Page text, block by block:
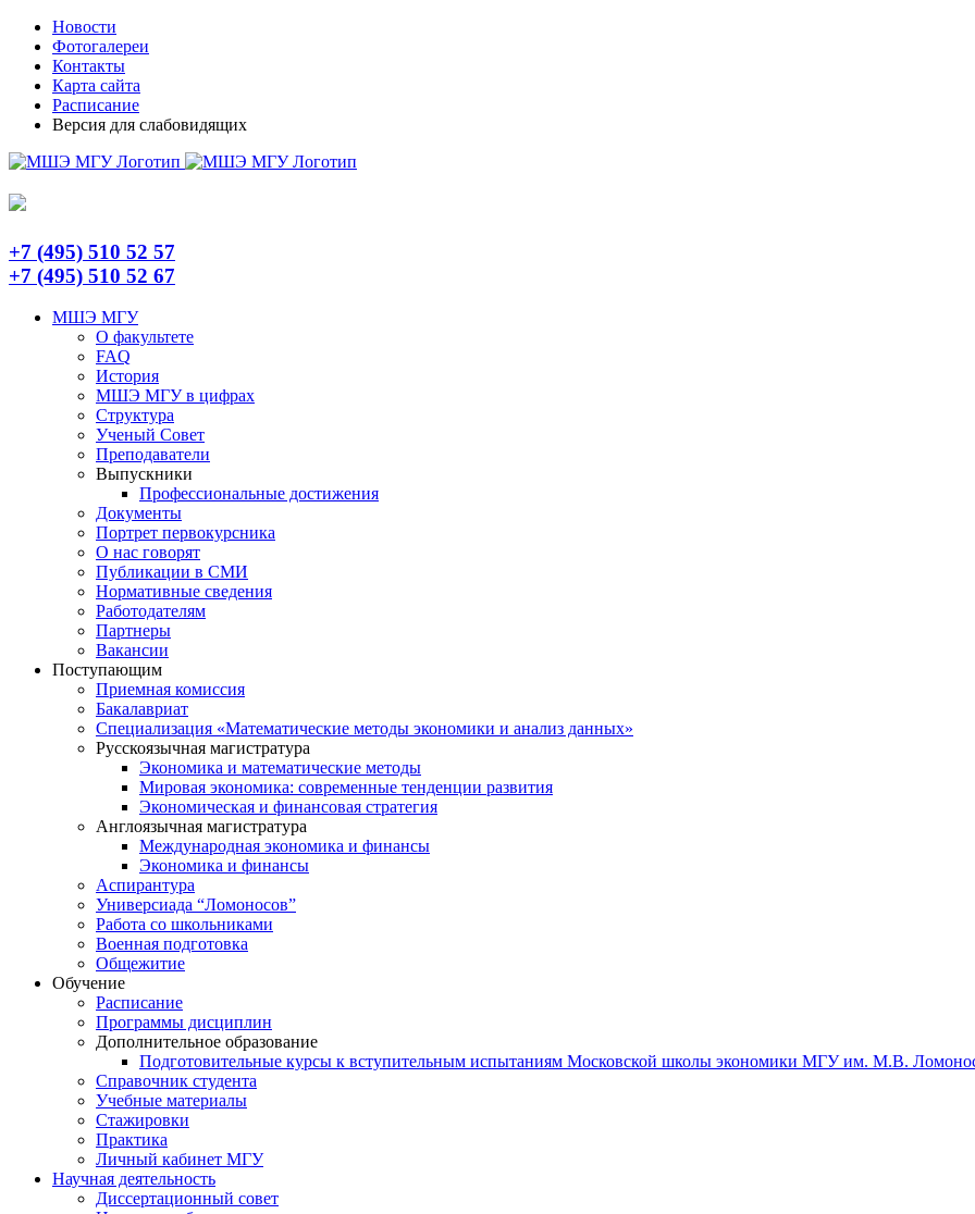
Skip
content
TelegramНовости
Фотогалереи
Контакты
Карта сайта
Расписание
Версия для слабовидящих
+7 (495) 510 52 57
+7 (495) 510 52 67
МШЭ МГУ
О факультете
FAQ
История
МШЭ МГУ в цифрах
Структура
Ученый Совет
Преподаватели
Выпускники
Профессиональные достижения
Документы
Портрет первокурсника
О нас говорят
Публикации в СМИ
Нормативные сведения
Работодателям
Партнеры
Вакансии
Поступающим
Приемная комиссия
Бакалавриат
Специализация «Математические методы экономики и анализ данных»
Русскоязычная магистратура
Экономика и математические методы
Мировая экономика: современные тенденции развития
Экономическая и финансовая стратегия
Англоязычная магистратура
Международная экономика и финансы
Экономика и финансы
Аспирантура
Универсиада “Ломоносов”
Работа со школьниками
Военная подготовка
Общежитие
Обучение
Расписание
Программы дисциплин
Дополнительное образование
Подготовительные курсы к вступительным испытаниям Московской школы экономики МГУ им. М.В.
Справочник студента
Учебные материалы
Стажировки
Практика
Личный кабинет МГУ
Научная деятельность
Диссертационный совет